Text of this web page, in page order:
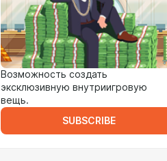
Возможность создать
эксклюзивную внутриигровую
вещь.
SUBSCRIBE